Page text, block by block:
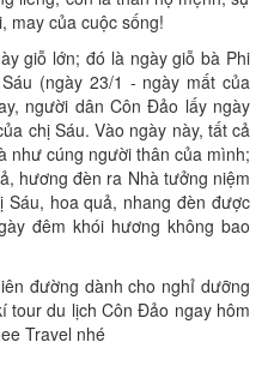
may của cuộc sống!
giỗ lớn; đó là ngày giỗ bà Phi
(ngày 23/1 - ngày mất của
người dân Côn Đảo lấy ngày
chị Sáu. Vào ngày này, tất cả
như cúng người thân của mình;
hương đèn ra Nhà tưởng niệm
hoa quả, nhang đèn được
đêm khói hương không bao
đường dành cho nghỉ dưỡng
tour du lịch Côn Đảo ngay hôm
Travel nhé